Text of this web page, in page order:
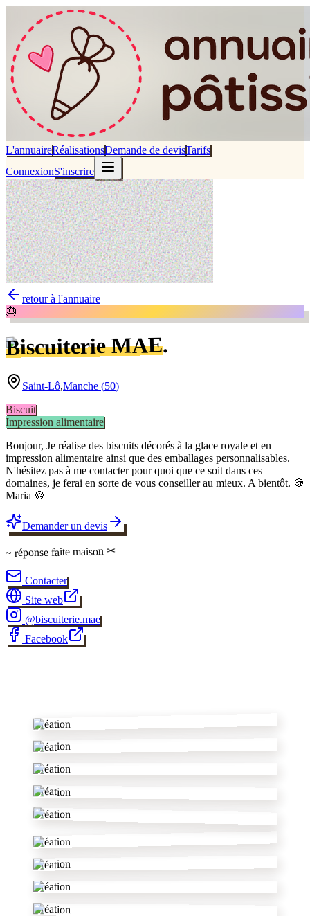
L'annuaireRéalisationsDemande de devisTarifs
ConnexionS'inscrire
retour à l'annuaire
🎂
Biscuiterie MAE.
Saint-Lô,Manche (50)
Biscuit
Impression alimentaire
Bonjour, Je réalise des biscuits décorés à la glace royale et en
impression alimentaire ainsi que des emballages personnalisables.
N'hésitez pas à me contacter pour quoi que ce soit dans ces
domaines, je ferai en sorte de vous conseiller au mieux. A bientôt. 🍪
Maria 🍪
Demander un devis
~ réponsefaite maison ✂
Contacter
Site web
@biscuiterie.mae
Facebook
Création
Création
Création
Création
Création
Création
Création
Création
Création